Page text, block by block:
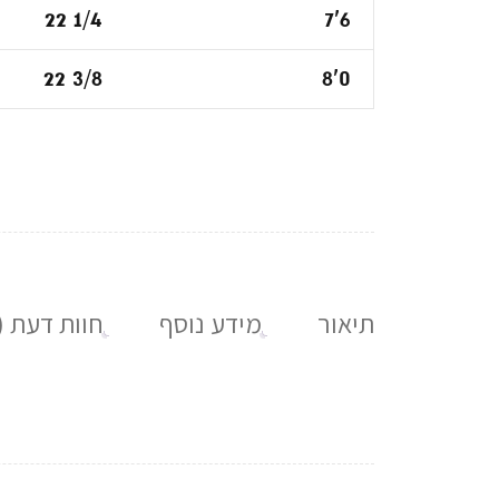
7'6
22 1/4
8'0
22 3/8
תיאור מידע נוסף חוות דעת